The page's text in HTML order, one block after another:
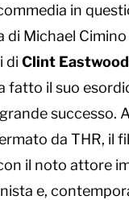
in
di Michael Cimino
di Clint Eastwood
fatto il suo
successo.
da THR, il
il noto attore
e,